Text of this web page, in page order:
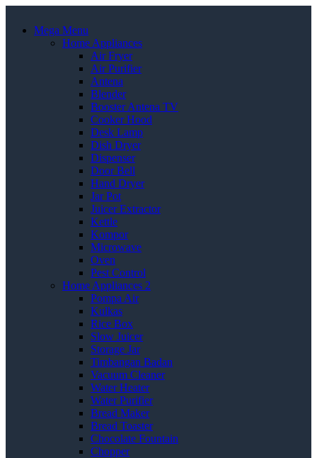
Mega Menu
Home Appliances
Air Fryer
Air Purifier
Antena
Blender
Booster Antena TV
Cooker Hood
Desk Lamp
Dish Dryer
Dispenser
Door Bell
Hand Dryer
Jar Pot
Juicer Extractor
Kettle
Kompor
Microwave
Oven
Pest Control
Home Appliances 2
Pompa Air
Kulkas
Rice Box
Slow Juicer
Storage Jar
Timbangan Badan
Vacuum Cleaner
Water Heater
Water Purifier
Bread Maker
Bread Toaster
Chocolate Fountain
Chopper